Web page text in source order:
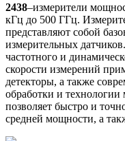
2438–измерители
кГц до 500 ГГц.
представляют собой
измерительных
частотного и
скорости измерений
детекторы, а также
обработки и
позволяет быстро и
средней мощности, а